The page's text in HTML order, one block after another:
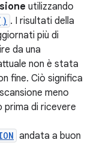
utilizzando
. I risultati della
più di
da una
non è stata
fine. Ciò significa
meno
di ricevere
andata a buon